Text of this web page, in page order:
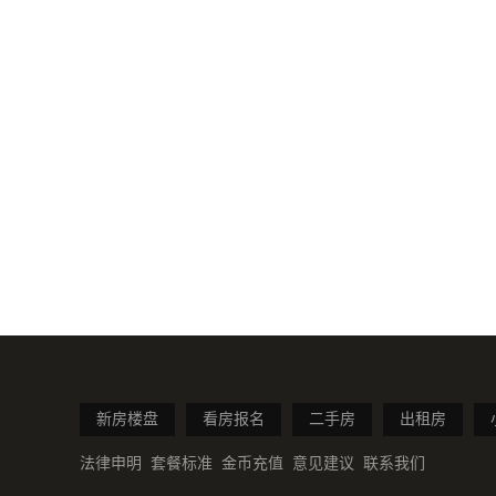
新房楼盘 看房报名 二手房 出租房
法律申明 套餐标准 金币充值 意见建议 联系我们